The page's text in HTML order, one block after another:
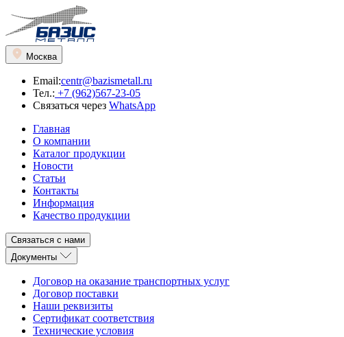
Москва
Email:centr@bazismetall.ru
Тел.: +7 (962)567-23-05
Связаться через WhatsApp
Главная
О компании
Каталог продукции
Новости
Статьи
Контакты
Информация
Качество продукции
Связаться с нами
Документы
Договор на оказание транспортных услуг
Договор поставки
Наши реквизиты
Сертификат соответствия
Технические условия